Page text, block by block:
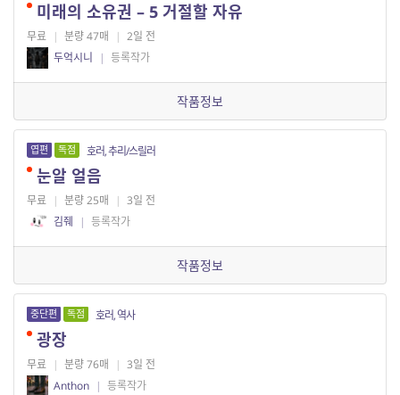
미래의 소유권 – 5 거절할 자유
무료 | 분량 47매 | 2일 전
두억시니
| 등록작가
작품정보
엽편 독점 호러, 추리/스릴러
눈알 얼음
무료 | 분량 25매 | 3일 전
김줴
| 등록작가
작품정보
중단편 독점 호러, 역사
광장
무료 | 분량 76매 | 3일 전
Anthon | 등록작가